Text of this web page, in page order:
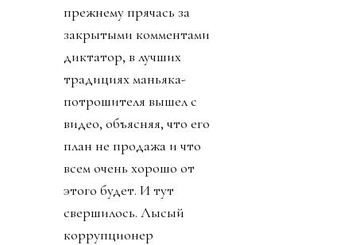
прежнему прячась за
закрытыми комментами
диктатор, в лучших
традициях маньяка-
потрошителя вышел с
видео, объясняя, что его
план не продажа и что
всем очень хорошо от
этого будет. И тут
свершилось. Лысый
коррупционер